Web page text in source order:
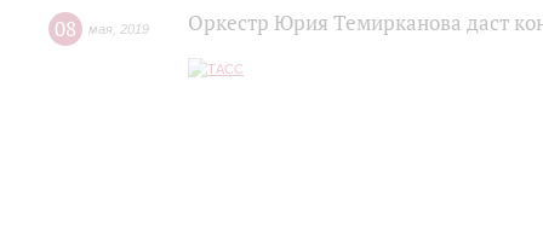
08 мая 2019 Оркестр Юрия Темирканова даст